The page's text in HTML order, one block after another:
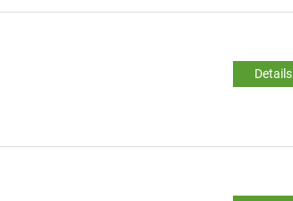
Details